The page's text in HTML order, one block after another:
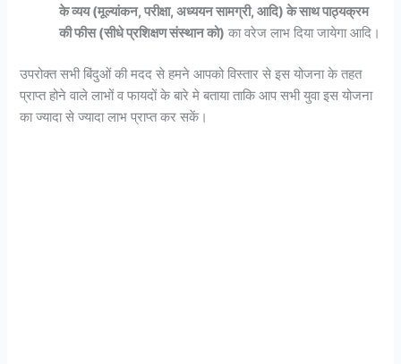
के व्यय (मूल्यांकन, परीक्षा, अध्ययन सामग्री, आदि) के साथ पाठ्यक्रम
की फीस (सीधे प्रशिक्षण संस्थान को) का वरेज लाभ दिया जायेगा आदि।
उपरोक्त सभी बिंदुओं की मदद से हमने आपको विस्तार से इस योजना के तहत
प्राप्त होने वाले लाभों व फायदों के बारे मे बताया ताकि आप सभी युवा इस योजना
का ज्यादा से ज्यादा लाभ प्राप्त कर सकें।